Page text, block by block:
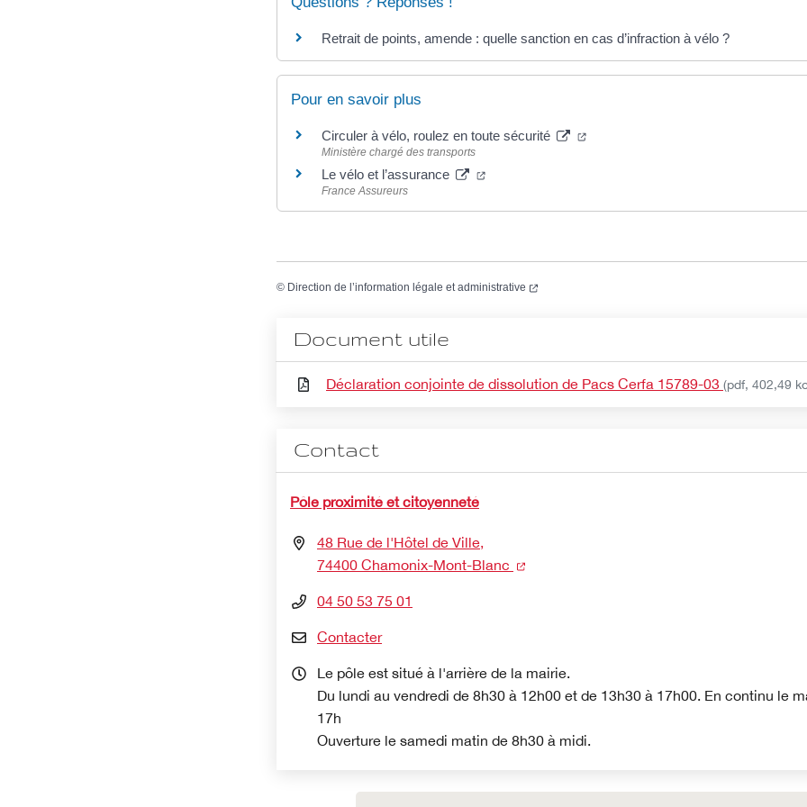
Retrait de points, amende : quelle sanction en cas d’infraction à vélo ?
Pour en savoir plus
Circuler à vélo, roulez en toute sécurité (nouvelle fenêtre)
Ministère chargé des transports
Le vélo et l’assurance (nouvelle fenêtre)
France Assureurs
© Direction de l’information légale et administrative (nouvelle fenêtre)
Document utile
Déclaration conjointe de dissolution de Pacs Cerfa 15789-03 (pdf, 402,49
Contact
Pôle proximité et citoyenneté
48 Rue de l'Hôtel de Ville,
74400 Chamonix-Mont-Blanc
(nouvelle fenêtre)
04 50 53 75 01
Contacter
Le pôle est situé à l'arrière de la mairie.
Du lundi au vendredi de 8h30 à 12h00 et de 13h30 à 17h00. En continu le
17h
Ouverture le samedi matin de 8h30 à midi.